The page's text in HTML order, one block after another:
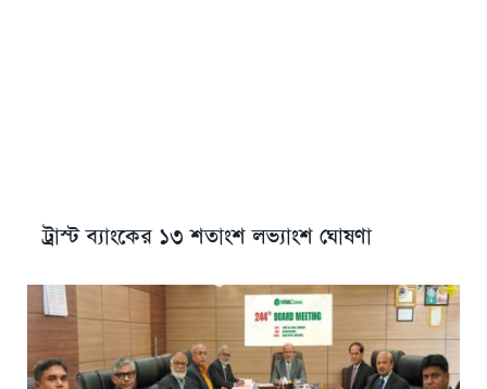
ট্রাস্ট ব্যাংকের ১৩ শতাংশ লভ্যাংশ ঘোষণা